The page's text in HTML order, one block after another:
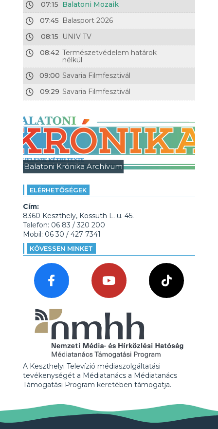
07:15 Balatoni Mozaik
07:45 Balasport 2026
08:15
UNIV TV
08:42 Természetvédelem határok
nélkül
09:00 Savaria Filmfesztivál
09:29 Savaria Filmfesztivál
Balatoni Krónika Archívum
ELÉRHETŐSÉGEK
Cím:
8360 Keszthely, Kossuth L. u. 45.
Telefon: 06 83 / 320 200
Mobil: 06 30 / 427 7341
KÖVESSEN MINKET
A Keszthelyi Televízió médiaszolgáltatási
tevékenységét a Médiatanács a Médiatanács
Támogatási Program keretében támogatja.